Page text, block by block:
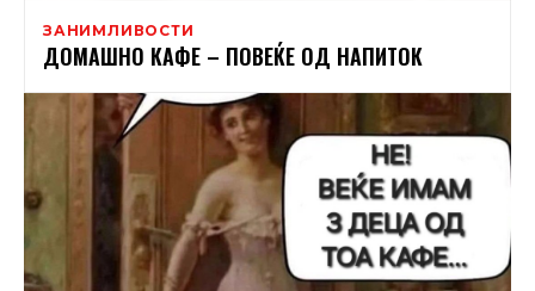
ЗАНИМЛИВОСТИ
ДОМАШНО КАФЕ – ПОВЕЌЕ ОД НАПИТОК